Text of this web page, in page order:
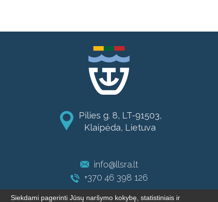
Pilies g. 8, LT-91503,
Klaipėda, Lietuva
info@llsra.lt
+370 46 398 126
Siekdami pagerinti Jūsų naršymo kokybę, statistiniais ir